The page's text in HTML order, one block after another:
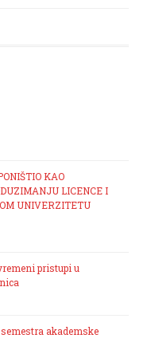
KAO
LICENCE I
UNIVERZITETU
pristupi u
akademske